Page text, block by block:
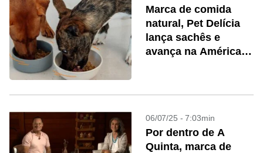
Marca de comida
natural, Pet Delícia
lança sachês e
avança na América
06/07/25 - 7:03min
Por dentro de A
Quinta, marca de